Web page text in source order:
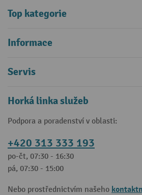
Top kategorie
Informace
Servis
Horká linka služeb
Podpora a poradenství v oblasti:
+420 313 333 193
po-čt, 07:30 - 16:30
pá, 07:30 - 15:00
Nebo prostřednictvím našeho